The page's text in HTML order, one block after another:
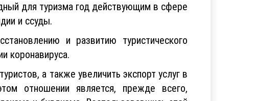
внедрен безвизовый режим, доведено
для туризма год действующим в сфере
и ссуды.
и развитию туристического
коронавируса.
а также увеличить экспорт услуг в